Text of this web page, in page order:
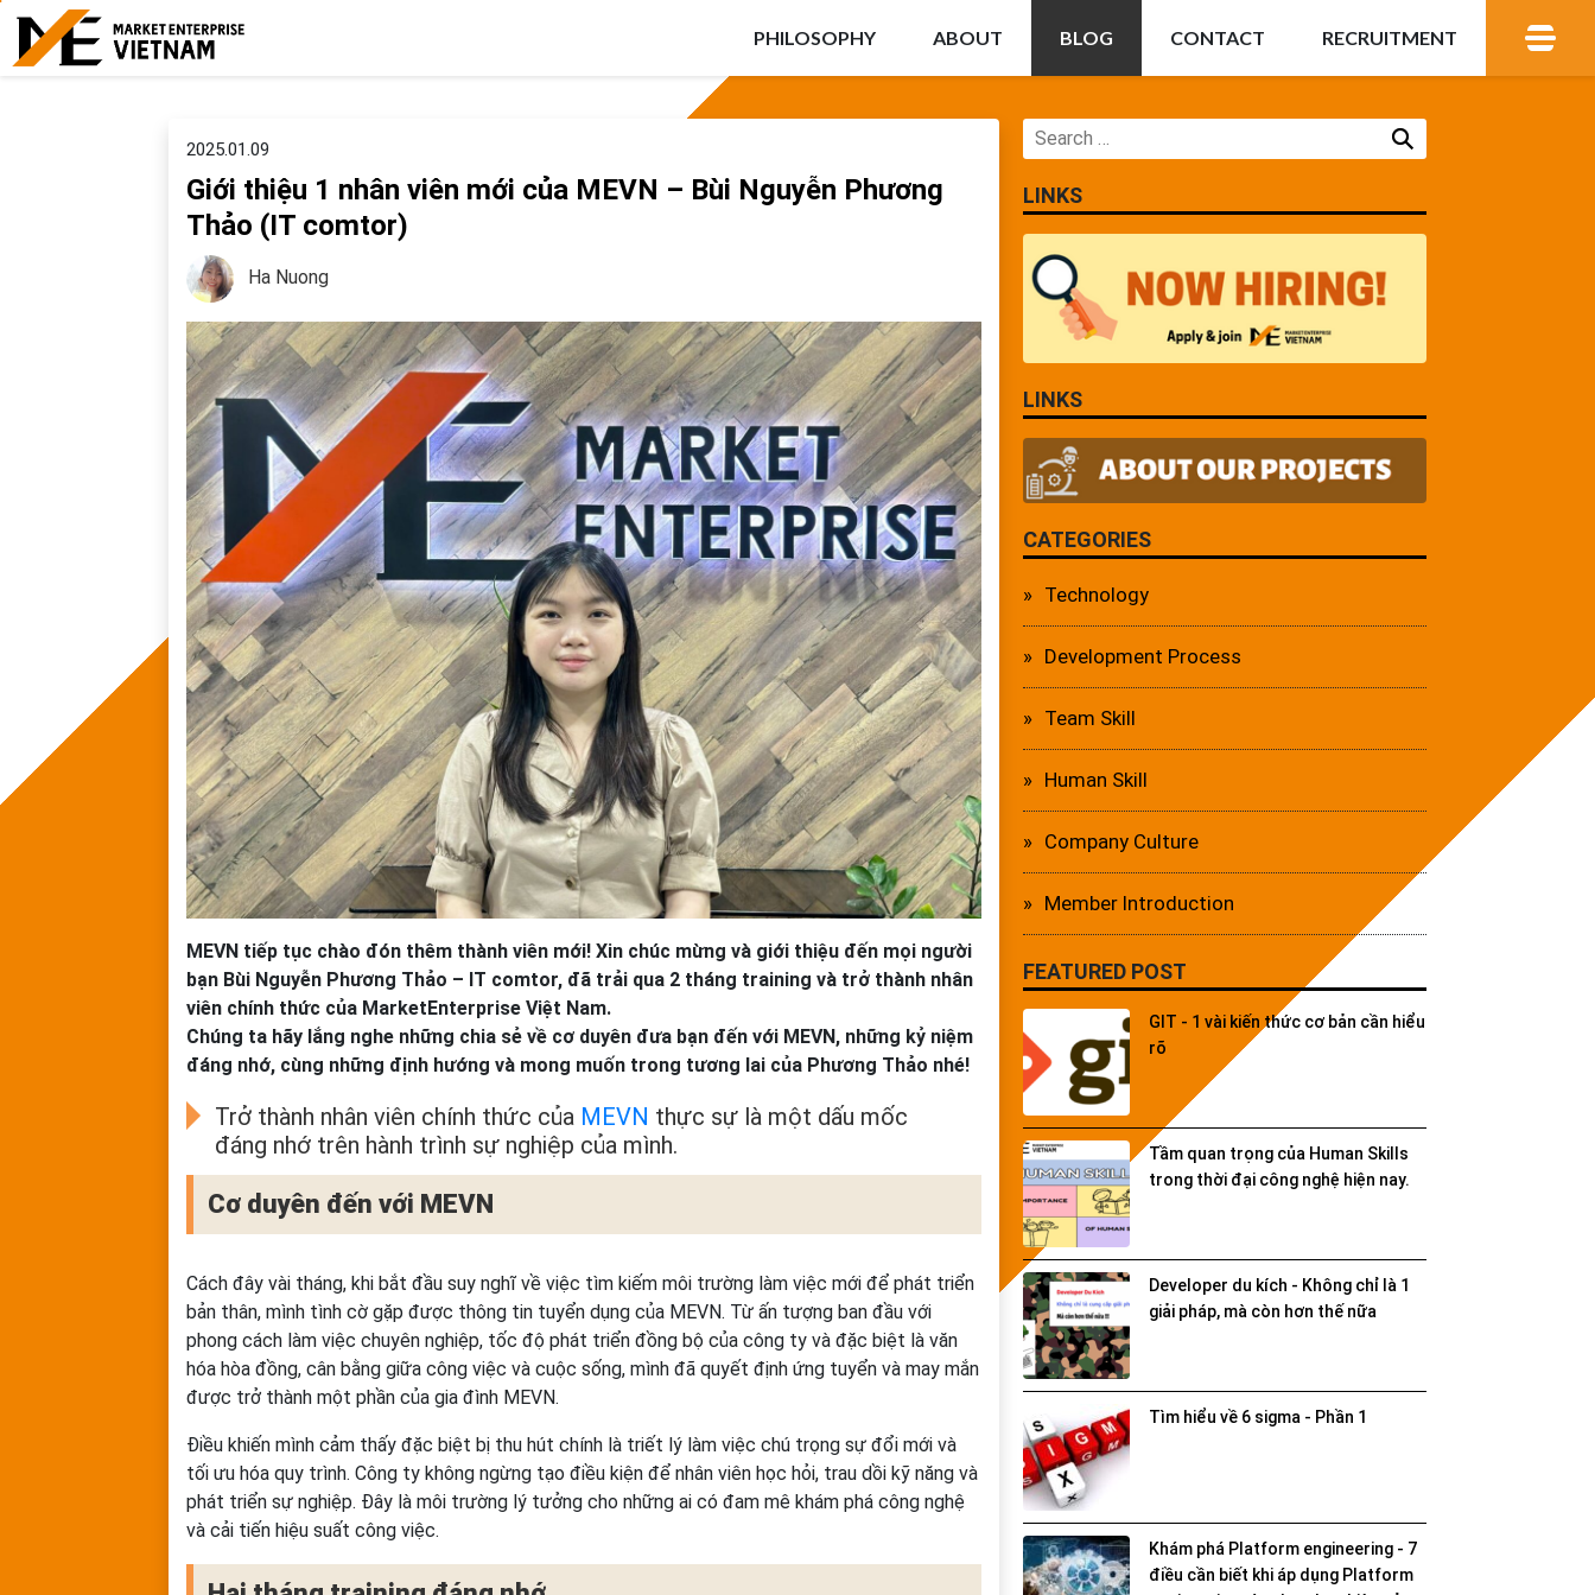
PHILOSOPHY ABOUT BLOG CONTACT RECRUITMENT
2025.01.09
Giới thiệu 1 nhân viên mới của MEVN – Bùi Nguyễn Phương
Thảo (IT comtor)
Ha Nuong
MEVN tiếp tục chào đón thêm thành viên mới! Xin chúc mừng và giới thiệu đến mọi người
bạn Bùi Nguyễn Phương Thảo – IT comtor, đã trải qua 2 tháng training và trở thành nhân
viên chính thức của MarketEnterprise Việt Nam.
Chúng ta hãy lắng nghe những chia sẻ về cơ duyên đưa bạn đến với MEVN, những kỷ niệm
đáng nhớ, cùng những định hướng và mong muốn trong tương lai của Phương Thảo nhé!
Trở thành nhân viên chính thức của MEVN thực sự là một dấu mốc
đáng nhớ trên hành trình sự nghiệp của mình.
Cơ duyên đến với MEVN
Cách đây vài tháng, khi bắt đầu suy nghĩ về việc tìm kiếm môi trường làm việc mới để phát triển
bản thân, mình tình cờ gặp được thông tin tuyển dụng của MEVN. Từ ấn tượng ban đầu với
phong cách làm việc chuyên nghiệp, tốc độ phát triển đồng bộ của công ty và đặc biệt là văn
hóa hòa đồng, cân bằng giữa công việc và cuộc sống, mình đã quyết định ứng tuyển và may mắn
được trở thành một phần của gia đình MEVN.
Điều khiến mình cảm thấy đặc biệt bị thu hút chính là triết lý làm việc chú trọng sự đổi mới và
tối ưu hóa quy trình. Công ty không ngừng tạo điều kiện để nhân viên học hỏi, trau dồi kỹ năng và
phát triển sự nghiệp. Đây là môi trường lý tưởng cho những ai có đam mê khám phá công nghệ
và cải tiến hiệu suất công việc.
LINKS
LINKS
CATEGORIES
Technology
Development Process
Team Skill
Human Skill
Company Culture
Member Introduction
FEATURED POST
GIT - 1 vài kiến thức cơ bản cần hiểu
rõ
Tầm quan trọng của Human Skills
trong thời đại công nghệ hiện nay.
Developer du kích - Không chỉ là 1
giải pháp, mà còn hơn thế nữa
Tìm hiểu về 6 sigma - Phần 1
Khám phá Platform engineering - 7
điều cần biết khi áp dụng Platform